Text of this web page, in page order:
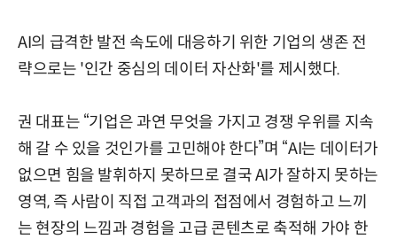
AI의 급격한 발전 속도에 대응하기 위한 기업의 생존 전
략으로는 '인간 중심의 데이터 자산화'를 제시했다.
권 대표는 “기업은 과연 무엇을 가지고 경쟁 우위를 지속
해 갈 수 있을 것인가를 고민해야 한다”며 “AI는 데이터가
없으면 힘을 발휘하지 못하므로 결국 AI가 잘하지 못하는
영역, 즉 사람이 직접 고객과의 접점에서 경험하고 느끼
는 현장의 느낌과 경험을 고급 콘텐츠로 축적해 가야 한